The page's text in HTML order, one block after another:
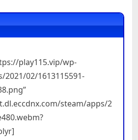
play115.vip/wp-
02/1613115591-
steam/apps/2